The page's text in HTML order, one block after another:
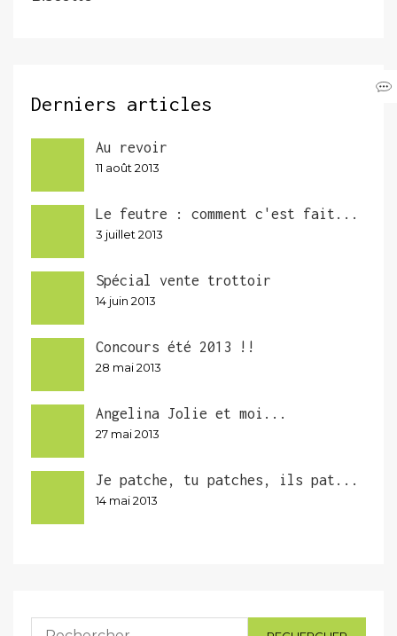
Derniers articles
Au revoir
11 août 2013
Le feutre : comment c'est fait...
3 juillet 2013
Spécial vente trottoir
14 juin 2013
Concours été 2013 !!
28 mai 2013
Angelina Jolie et moi...
27 mai 2013
Je patche, tu patches, ils pat...
14 mai 2013
Rechercher :